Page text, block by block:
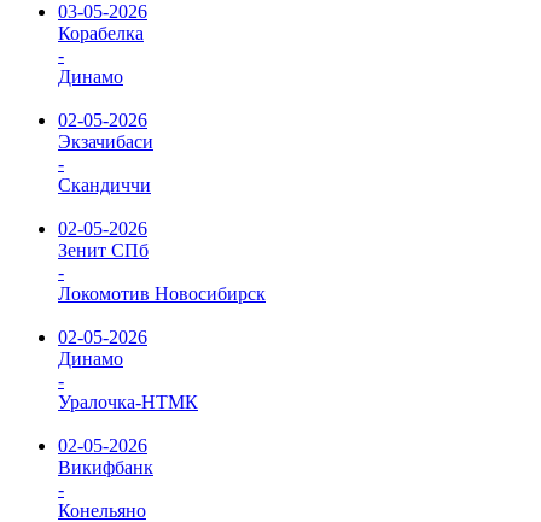
03-05-2026
Корабелка
-
Динамо
02-05-2026
Экзачибаси
-
Скандиччи
02-05-2026
Зенит СПб
-
Локомотив Новосибирск
02-05-2026
Динамо
-
Уралочка-НТМК
02-05-2026
Викифбанк
-
Конельяно